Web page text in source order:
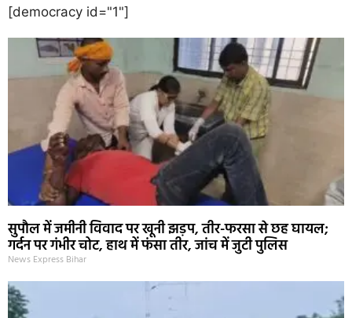
[democracy id="1"]
सुपौल में जमीनी विवाद पर खूनी झड़प, तीर-फरसा से छह घायल;
गर्दन पर गंभीर चोट, हाथ में फंसा तीर, जांच में जुटी पुलिस
News Express Bihar